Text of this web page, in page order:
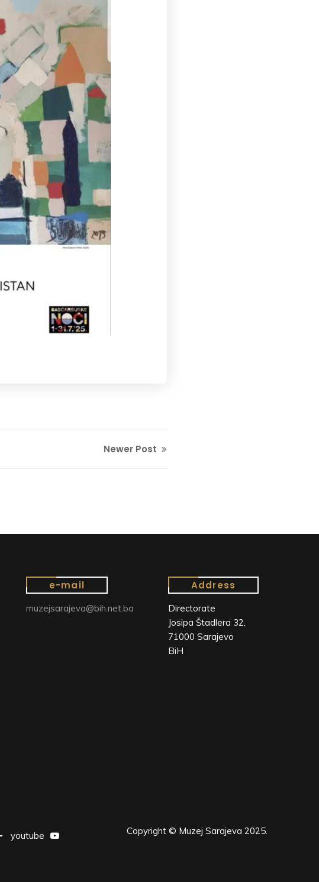
Newer Post
e-mail
muzejsarajeva@bih.net.ba
Address
Directorate
Josipa Štadlera 32,
71000 Sarajevo
BiH
youtube Copyright © Muzej Sarajeva 2025.